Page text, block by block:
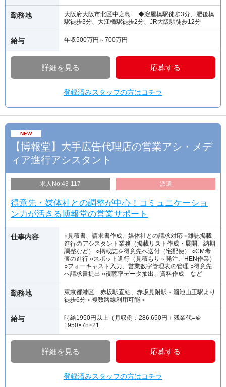
勤務地
大阪府大阪市北区中之島 ◆淀屋橋駅徒歩3分、肥後橋
駅徒歩3分、大江橋駅徒歩2分、JR大阪駅徒歩12分
給与 年収500万円～700万円
詳細を見る 応募する
登録済みスタッフの方はコチラ
NEW
【博報堂】大手広告代理店の営業アシ・メデ
ィア進行アシスタント
求人No:43-117 派遣
得意先・媒体社との調整が中心！コミュニケーショ
ン力が活きる博報堂の営業サポート
仕事内容
○見積書、請求書作成、媒体社との請求対応 ○雑誌掲載
進行のアシスタント業務（掲載リスト作成・展開、納期
調整など） ○掲載誌を得意先へ送付（宅配便） ○CM考
査の進行 ○スポット進行（見積もり～発注、HEN作業）
○フォーキャスト入力、営業数字管理表の管理 ○得意先
へ請求書提出 ○視聴率データ抽出、資料作成 など
勤務地
東京都港区 赤坂駅直結、赤坂見附駅・溜池山王駅より
徒歩6分＜複数路線利用可能＞
給与
時給1950円以上（月収例：286,650円＋残業代=＠
1950×7h×21…
詳細を見る 応募する
登録済みスタッフの方はコチラ